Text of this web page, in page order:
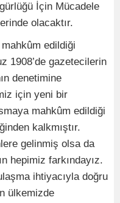
İçin Mücadele
olacaktır.
edildiği
1908’de gazetecilerin
denetimine
için yeni bir
mahkûm edildiği
kalkmıştır.
gelinmiş olsa da
hepimiz farkındayız.
ihtiyacıyla doğru
ülkemizde